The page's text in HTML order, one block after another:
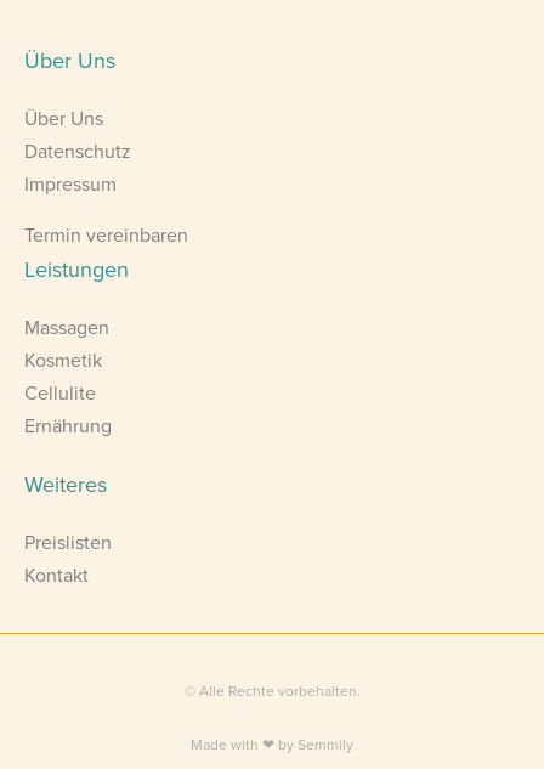
Über Uns
Über Uns
Datenschutz
Impressum
Termin vereinbaren
Leistungen
Massagen
Kosmetik
Cellulite
Ernährung
Weiteres
Preislisten
Kontakt
© Alle Rechte vorbehalten.
Made with ❤ by Semmily